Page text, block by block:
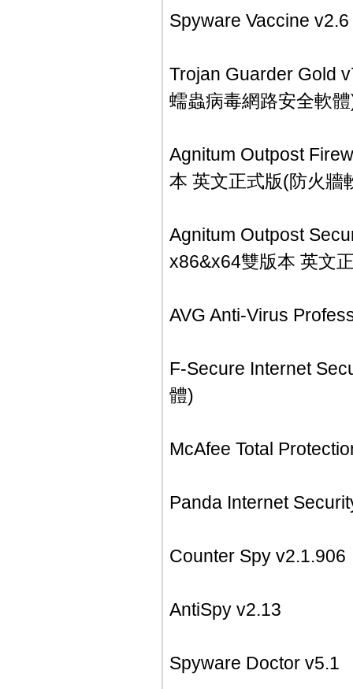
Spyware Vaccine
Trojan Guarder Gold
蠕蟲病毒網路安全軟
Agnitum Outpost
本 英文正式版(防火牆
Agnitum Outpost
x86&x64雙版本 英文
AVG Anti-Virus
F-Secure Internet
體)
McAfee Total
Panda Internet
Counter Spy v2.1.906
AntiSpy v2.13
Spyware Doctor v5.1